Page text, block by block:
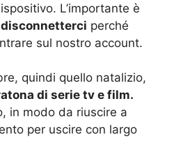
L’importante è
perché
sul nostro account.
quindi quello natalizio,
di serie tv e film.
in modo da riuscire a
per uscire con largo